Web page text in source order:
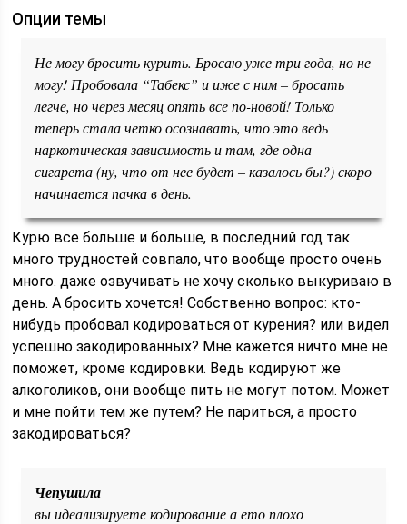
Опции темы
Не могу бросить курить. Бросаю уже три года, но не
могу! Пробовала “Табекс” и иже с ним – бросать
легче, но через месяц опять все по-новой! Только
теперь стала четко осознавать, что это ведь
наркотическая зависимость и там, где одна
сигарета (ну, что от нее будет – казалось бы?) скоро
начинается пачка в день.
Курю все больше и больше, в последний год так
много трудностей совпало, что вообще просто очень
много. даже озвучивать не хочу сколько выкуриваю в
день. А бросить хочется! Собственно вопрос: кто-
нибудь пробовал кодироваться от курения? или видел
успешно закодированных? Мне кажется ничто мне не
поможет, кроме кодировки. Ведь кодируют же
алкоголиков, они вообще пить не могут потом. Может
и мне пойти тем же путем? Не париться, а просто
закодироваться?
Чепушила
вы идеализируете кодирование а ето плохо